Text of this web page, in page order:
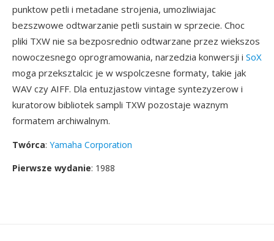
punktow petli i metadane strojenia, umozliwiajac
bezszwowe odtwarzanie petli sustain w sprzecie. Choc
pliki TXW nie sa bezposrednio odtwarzane przez wiekszos
nowoczesnego oprogramowania, narzedzia konwersji i SoX
moga przeksztalcic je w wspolczesne formaty, takie jak
WAV czy AIFF. Dla entuzjastow vintage syntezyzerow i
kuratorow bibliotek sampli TXW pozostaje waznym
formatem archiwalnym.
Twórca: Yamaha Corporation
Pierwsze wydanie: 1988